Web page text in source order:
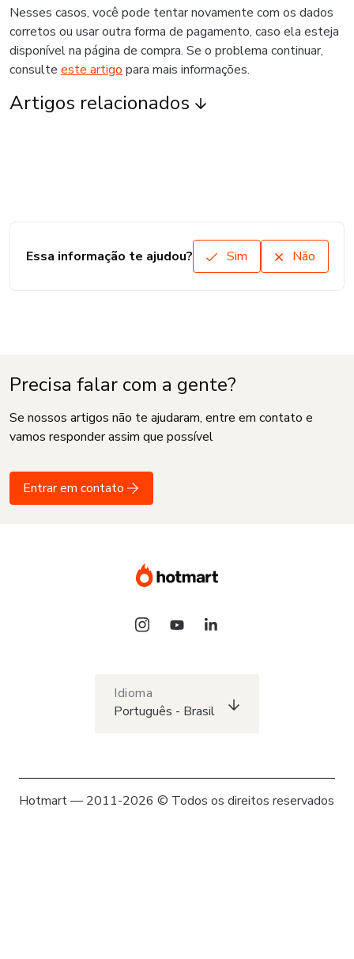
Nesses casos, você pode tentar novamente com os dados
corretos ou usar outra forma de pagamento, caso ela esteja
disponível na página de compra. Se o problema continuar,
consulte este artigo para mais informações.
Artigos relacionados
Essa informação te ajudou? Sim Não
Precisa falar com a gente?
Se nossos artigos não te ajudaram, entre em contato e
vamos responder assim que possível
Entrar em contato
Idioma
Português - Brasil
Hotmart — 2011-2026 © Todos os direitos reservados